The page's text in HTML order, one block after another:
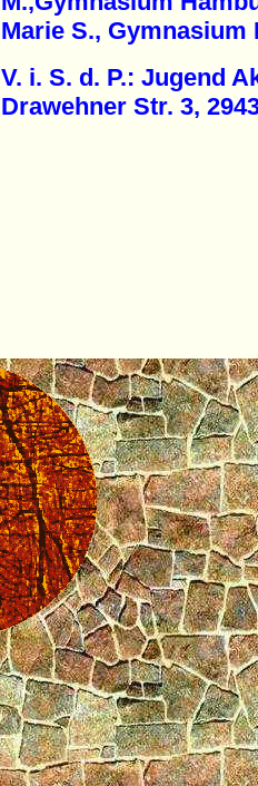
Marie S., Gymnasium
V. i. S. d. P.: Jugend
Drawehner Str. 3,